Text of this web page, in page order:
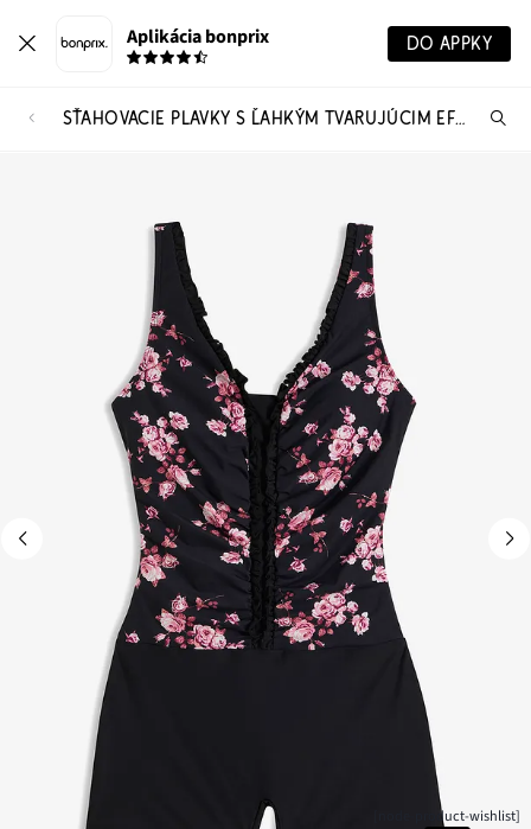
Aplikácia bonprix DO APPKY
SŤAHOVACIE PLAVKY S ĽAHKÝM TVARUJÚCIM EFEKTOM
[node-product-wishlist]